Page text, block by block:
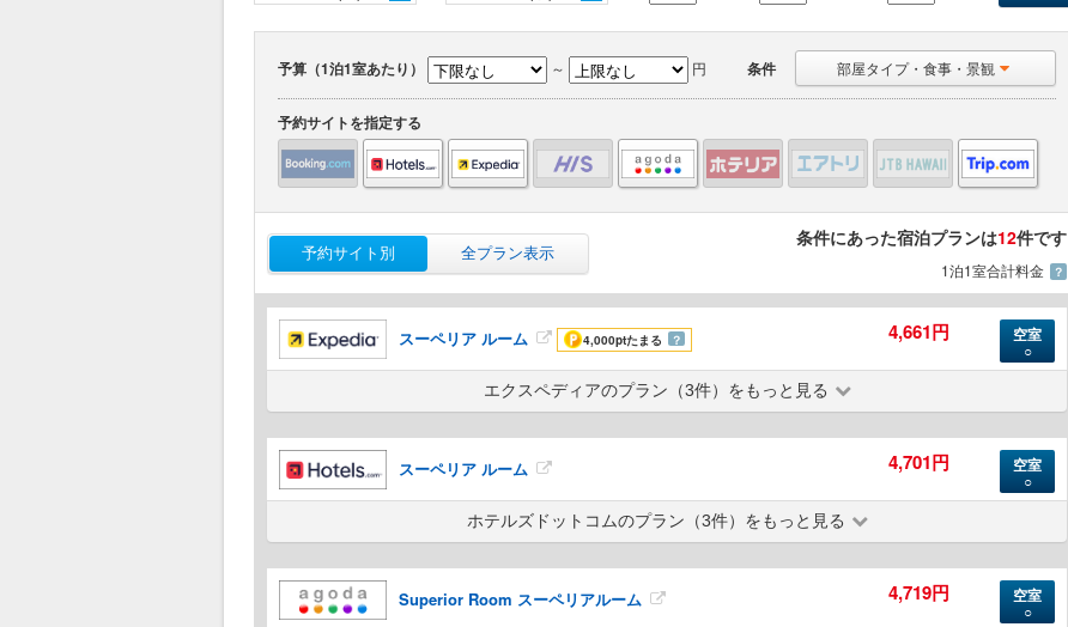
予算（1泊1室あたり） ～ 円 条件 部屋タイプ・食事・景観
予約サイトを指定する
予約サイト別 全プラン表示
条件にあった宿泊プランは12件です
1泊1室合計料金 ？
スーペリア ルーム 4,000ptたまる ？ 4,661円 空室
○
エクスペディアのプラン（3件）をもっと見る
スーペリア ルーム 4,701円 空室
○
ホテルズドットコムのプラン（3件）をもっと見る
Superior Room スーペリアルーム 4,719円 空室
○